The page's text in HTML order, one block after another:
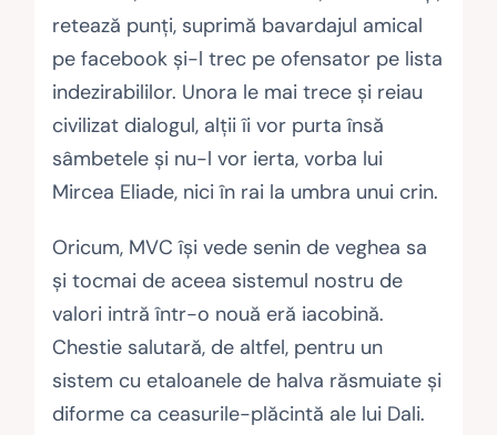
retează punţi, suprimă bavardajul amical
pe facebook şi-l trec pe ofensator pe lista
indezirabililor. Unora le mai trece şi reiau
civilizat dialogul, alţii îi vor purta însă
sâmbetele şi nu-l vor ierta, vorba lui
Mircea Eliade, nici în rai la umbra unui crin.
Oricum, MVC îşi vede senin de veghea sa
şi tocmai de aceea sistemul nostru de
valori intră într-o nouă eră iacobină.
Chestie salutară, de altfel, pentru un
sistem cu etaloanele de halva răsmuiate şi
diforme ca ceasurile-plăcintă ale lui Dali.